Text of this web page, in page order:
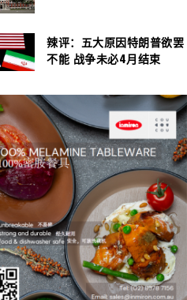
辣评：五大原因特朗普欲罢
不能 战争未必4月结束